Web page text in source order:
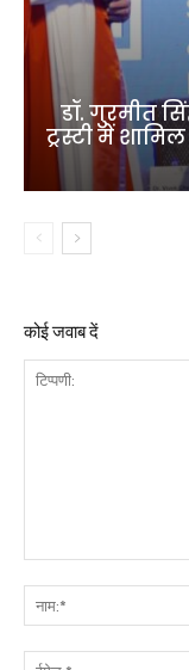
डॉ. गुरमीत
ट्रस्टी में
कोई जवाब दें